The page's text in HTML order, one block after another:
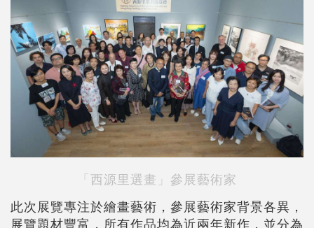
「西源里選畫」參展藝術家
此次展覽專注於繪畫藝術，參展藝術家背景各異，
展覽題材豐富，所有作品均為近兩年新作，並分為